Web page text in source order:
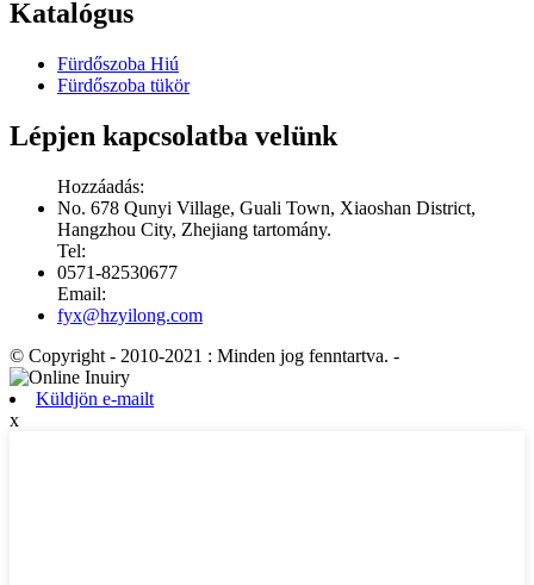
Katalógus
Fürdőszoba Hiú
Fürdőszoba tükör
Lépjen kapcsolatba velünk
Hozzáadás:
No. 678 Qunyi Village, Guali Town, Xiaoshan District,
Hangzhou City, Zhejiang tartomány.
Tel:
0571-82530677
Email:
fyx@hzyilong.com
© Copyright - 2010-2021 : Minden jog fenntartva. -
Küldjön e-mailt
x